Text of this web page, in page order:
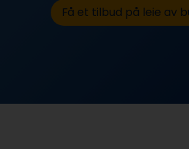
Få et tilbud på leie av